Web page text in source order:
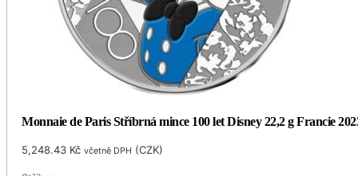
Monnaie de Paris Stříbrná mince 100 let Disney 22,2 g Francie
5,248.43 Kč včetně DPH (CZK)